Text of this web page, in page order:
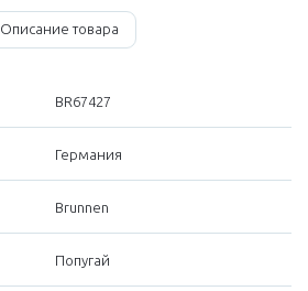
Описание товара
BR67427
Германия
Brunnen
Попугай